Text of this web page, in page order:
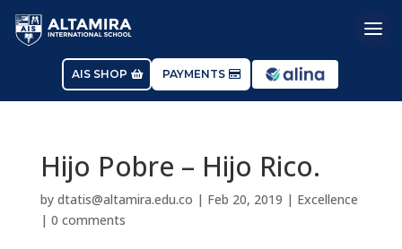
AIS SHOP PAYMENTS
Hijo Pobre – Hijo Rico.
by dtatis@altamira.edu.co | Feb 20, 2019 | Excellence
| 0 comments